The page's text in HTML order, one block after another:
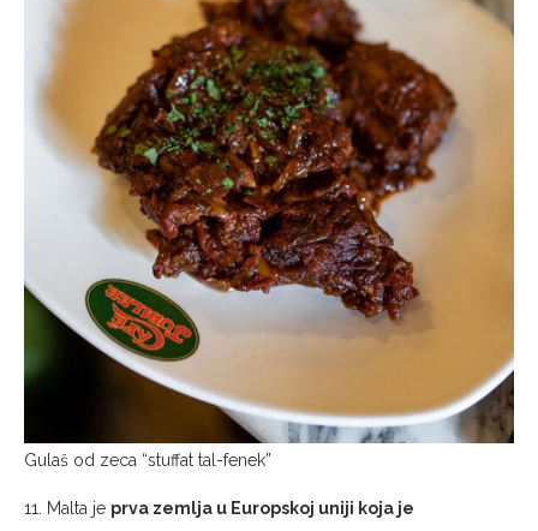
Gulaš od zeca “stuffat tal-fenek”
11. Malta je prva zemlja u Europskoj uniji koja je